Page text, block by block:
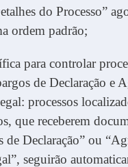
do Processo”
ordem padrão;
para controlar
de Declaração e
processos
que receberem
de Declaração” ou
seguirão